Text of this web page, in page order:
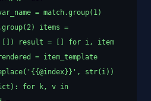
= match.group(1)
items =
[]) result = [] for i, item
= item_template
str(i))
for k, v in